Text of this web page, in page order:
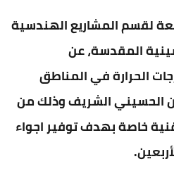
لقسم المشاريع الهندسية
المقدسة، عن
الحرارة في المناطق
الحسيني الشريف وذلك من
خاصة بهدف توفير اجواء